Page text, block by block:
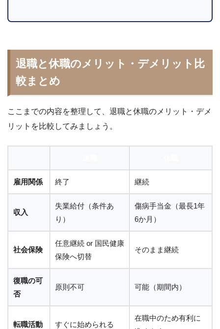
退職と休職のメリット・デメリット比
較まとめ
ここまでの内容を整理して、退職と休職のメリット・デメ
リットを比較してみましょう。
雇用関係 終了 継続
収入
失業給付（条件あ
り）
傷病手当金（最長1年
6か月）
社会保険
任意継続 or 国民健康
保険へ切替
そのまま継続
復職の可
否
原則不可 可能（期間内）
転職活動 すぐに始められる
在職中のため有利に